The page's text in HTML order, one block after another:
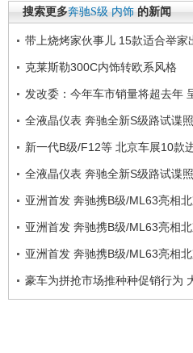
搜索更多奔驰S级 内饰 的新闻
带上烧烤家伙事儿 15款适合举家
克莱斯勒300C内饰转欧系风格
发改委：今年车市销量将超去年
全液晶仪表 奔驰全新S级路试谍
新一代B级/F12等 北京车展10款
全液晶仪表 奔驰全新S级路试谍
亚洲首发 奔驰携B级/ML63亮相
亚洲首发 奔驰携B级/ML63亮相
亚洲首发 奔驰携B级/ML63亮相
豪车为拼抢市场推种种促销行为